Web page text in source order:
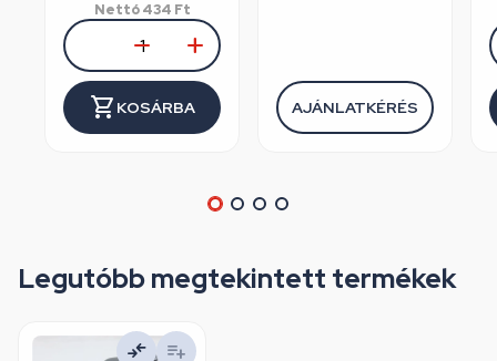
Nettó 434 Ft
KOSÁRBA AJÁNLATKÉRÉS
Legutóbb megtekintett termékek